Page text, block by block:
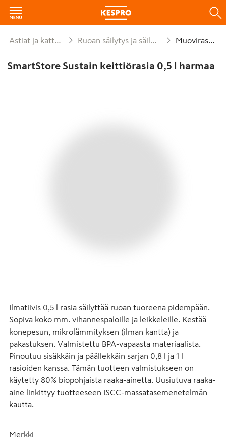
Astiat ja kattaus Ruoan säilytys ja säilöntä Muovirasiat
SmartStore Sustain keittiörasia 0,5 l harmaa
Ilmatiivis 0,5 l rasia säilyttää ruoan tuoreena pidempään.
Sopiva koko mm. vihannespaloille ja leikkeleille. Kestää
konepesun, mikrolämmityksen (ilman kantta) ja
pakastuksen. Valmistettu BPA-vapaasta materiaalista.
Pinoutuu sisäkkäin ja päällekkäin sarjan 0,8 l ja 1 l
rasioiden kanssa. Tämän tuotteen valmistukseen on
käytetty 80% biopohjaista raaka-ainetta. Uusiutuva raaka-
aine linkittyy tuotteeseen ISCC-massatasemenetelmän
kautta.
Merkki